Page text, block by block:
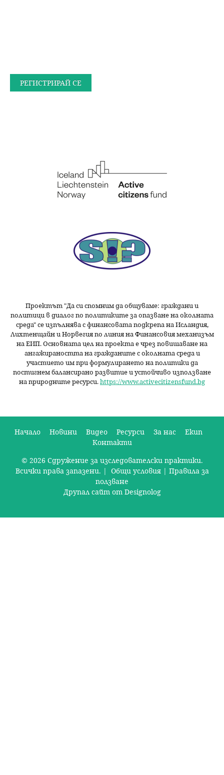
Проектът "Да си спомним даобщуваме: граждани и
политици в диалог по политиките за опазване на околната
среда" се изпълнява с финансовата подкрепа на Исландия,
Лихтенщайн и Норвегия по линия на Финансовия механизъм
на ЕИП. Основната цел на проекта е чрез повишаване на
ангажираността на гражданите с околната среда и
участието им при формулирането на политики да
постигнем балансирано развитие и устойчиво използване
на природните ресурси.https://www.activecitizensfund.bg
с
в
Начало Новини Видео Ресурси За нас
Екип
Контакти
© 2026 Сдружение за изследователски практики.
Всички права запазени. | Общи условия| Правила за
ползване
Друпал сайт от Designolog